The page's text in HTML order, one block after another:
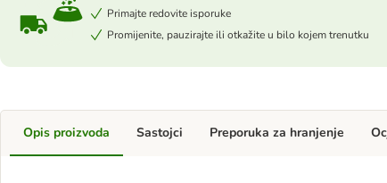
Primajte redovite isporuke
Promijenite, pauzirajte ili otkažite u bilo kojem trenutku
Opis proizvoda Sastojci Preporuka za hranjenje